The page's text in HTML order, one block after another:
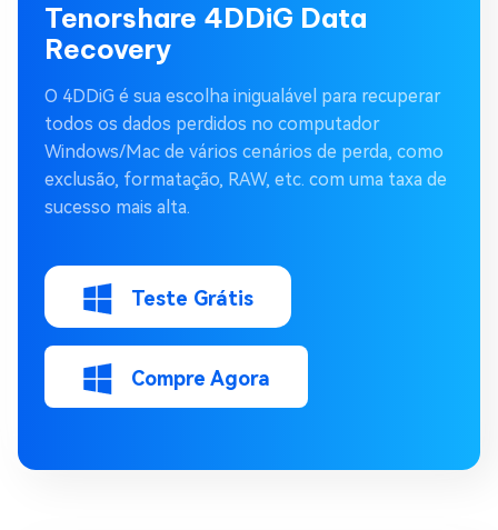
Tenorshare 4DDiG Data
Recovery
O 4DDiG é sua escolha inigualável para recuperar
todos os dados perdidos no computador
Windows/Mac de vários cenários de perda, como
exclusão, formatação, RAW, etc. com uma taxa de
sucesso mais alta.
Teste Grátis
Compre Agora